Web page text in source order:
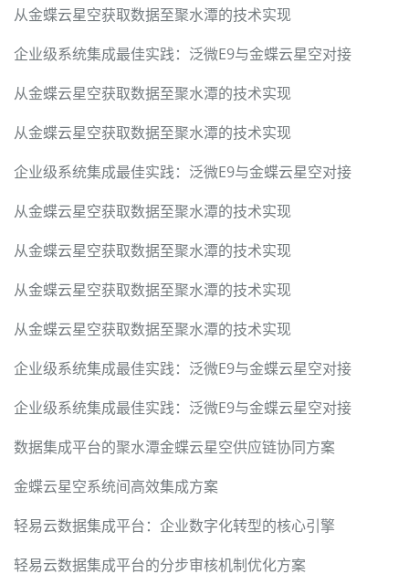
从金蝶云星空获取数据至聚水潭的技术实现
企业级系统集成最佳实践：泛微E9与金蝶云星空对接
从金蝶云星空获取数据至聚水潭的技术实现
从金蝶云星空获取数据至聚水潭的技术实现
企业级系统集成最佳实践：泛微E9与金蝶云星空对接
从金蝶云星空获取数据至聚水潭的技术实现
从金蝶云星空获取数据至聚水潭的技术实现
从金蝶云星空获取数据至聚水潭的技术实现
从金蝶云星空获取数据至聚水潭的技术实现
企业级系统集成最佳实践：泛微E9与金蝶云星空对接
企业级系统集成最佳实践：泛微E9与金蝶云星空对接
数据集成平台的聚水潭金蝶云星空供应链协同方案
金蝶云星空系统间高效集成方案
轻易云数据集成平台：企业数字化转型的核心引擎
轻易云数据集成平台的分步审核机制优化方案